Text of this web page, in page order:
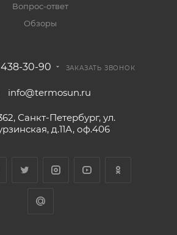
Вопрос-ответ
Обзоры
438-30-90 ЗАКАЗАТЬ ЗВОНОК
info@termosun.ru
Санкт-Петербург, ул.
д.11А, оф.406